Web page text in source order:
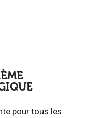
pour tous les